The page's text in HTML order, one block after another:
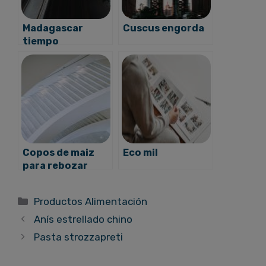
Madagascar
tiempo
Cuscus engorda
Copos de maiz
para rebozar
Eco mil
Categorías
Productos Alimentación
Anís estrellado chino
Pasta strozzapreti